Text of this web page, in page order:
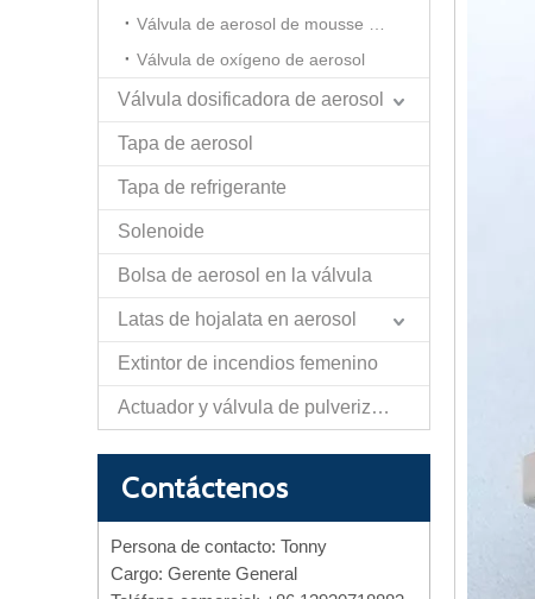
Válvula de oxígeno de aerosol
Válvula dosificadora de aerosol
Tapa de aerosol
Tapa de refrigerante
Solenoide
Bolsa de aerosol en la válvula
Latas de hojalata en aerosol
Extintor de incendios femenino
Actuador y válvula de pulverización de papel de autodefensa
Contáctenos
Persona de contacto: Tonny
Cargo: Gerente General